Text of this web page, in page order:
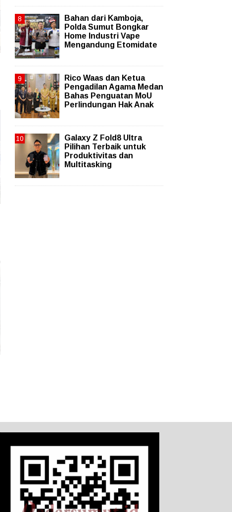
Bahan dari Kamboja,
Polda Sumut Bongkar
Home Industri Vape
Mengandung Etomidate
Rico Waas dan Ketua
Pengadilan Agama Medan
Bahas Penguatan MoU
Perlindungan Hak Anak
Galaxy Z Fold8 Ultra
Pilihan Terbaik untuk
Produktivitas dan
Multitasking